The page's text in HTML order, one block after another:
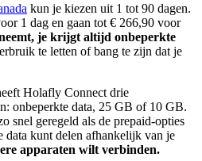
kun je kiezen uit 1 tot 90 dagen.
1 dag en gaan tot € 266,90 voor
je krijgt altijd onbeperkte
te letten of bang te zijn dat je
Holafly Connect drie
onbeperkte data, 25 GB of 10 GB.
snel geregeld als de prepaid-opties
data kunt delen afhankelijk van je
apparaten wilt verbinden.